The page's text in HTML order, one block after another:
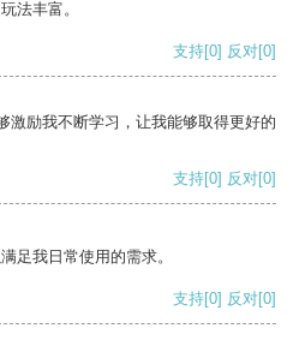
法丰富。
支持[0] 反对[0]
激励我不断学习，让我能够取得更好的
支持[0] 反对[0]
足我日常使用的需求。
支持[0] 反对[0]